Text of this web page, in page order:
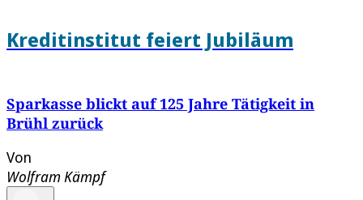
Kreditinstitut feiert Jubiläum
Sparkasse blickt auf 125 Jahre Tätigkeit in
Brühl zurück
Von
Wolfram Kämpf